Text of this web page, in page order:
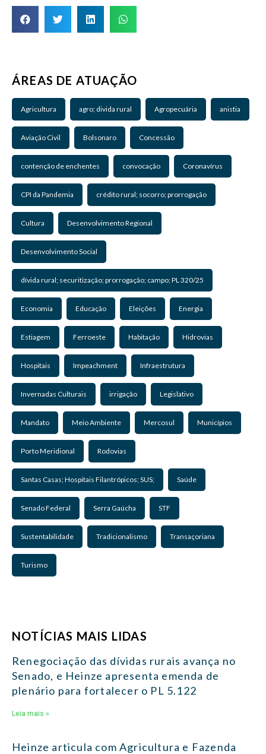
ÁREAS DE ATUAÇÃO
Agricultura agro; divida rural Agropecuária anistia
Aviação Civil Bolsonaro Concessão
contenção de enchentes convocação Coronavírus
CPI da Pandemia crédito rural; socorro; prorrogação
Cultura Desenvolvimento Regional
Desenvolvimento Social
dívida rural; securitização; prorrogação; campo; PL 320/25
Economia Educação Eleições Energia
Estiagem Ferroeste Habitação Hidrovias
Hospitais Impeachment Infraestrutura
Invernadas Culturais irrigação Legislativo
Mandato Meio Ambiente Mercosul Municípios
Porto Meridional Rodovias
Santas Casas; Hospitais Filantrópicos; SUS; Saúde
Senado Federal Serra Gaúcha STF
Sustentabilidade Tradicionalismo Transaçoriana
Turismo
NOTÍCIAS MAIS LIDAS
Renegociação das dívidas rurais avança no
Senado, e Heinze apresenta emenda de
plenário para fortalecer o PL 5.122
Leia mais »
Heinze articula com Agricultura e Fazenda